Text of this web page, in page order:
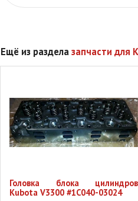
Ещё из разделазапчасти для
Головка блока цилиндров
Kubota V3300 #1C040-03024